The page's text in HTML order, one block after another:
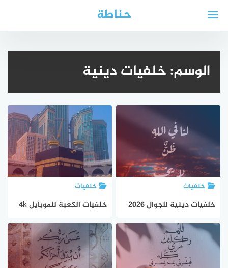
حناطة
الوسم:خلفيات دينية
خلفيات
خلفيات دينية للجوال 2026
خلفيات
خلفيات الكعبة للموبايل 4k